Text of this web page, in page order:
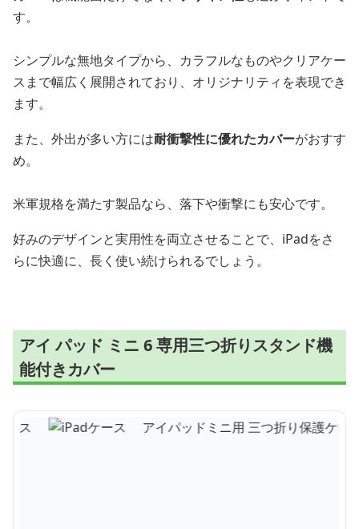
す。
シンプルな無地タイプから、カラフルなものやクリアケー
スまで幅広く展開されており、オリジナリティを表現でき
ます。
また、外出が多い方には耐衝撃性に優れたカバーがおすす
め。
米軍規格を満たす製品なら、落下や衝撃にも安心です。
好みのデザインと実用性を両立させることで、iPadをさ
らに快適に、長く使い続けられるでしょう。
アイ パッド ミニ 6 専用三つ折りスタンド機
能付きカバー